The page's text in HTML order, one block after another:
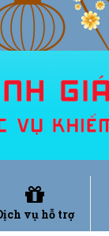
vụ hỗ trợ